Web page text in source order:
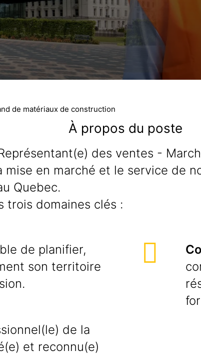
de matériaux de construction
À propos du poste
des ventes -
mise en marché et le service de
Quebec.
trois domaines clés :
de planifier,
son territoire
de la
et reconnu(e)